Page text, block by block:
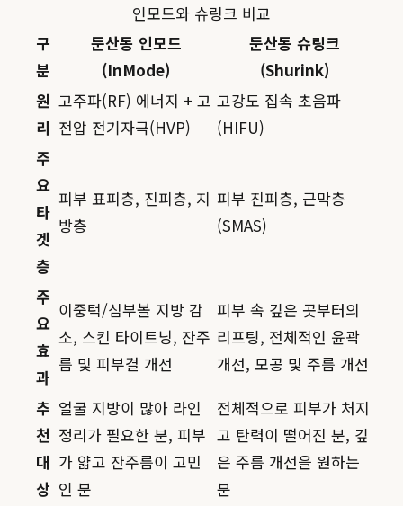
인모드와 슈링크 비교
구
분
둔산동 인모드
(InMode)
둔산동 슈링크
(Shurink)
원
리
고주파(RF) 에너지 + 고
전압 전기자극(HVP)
고강도 집속 초음파
(HIFU)
주
요
타
겟
층
피부 표피층, 진피층, 지
방층
피부 진피층, 근막층
(SMAS)
주
요
효
과
이중턱/심부볼 지방 감
소, 스킨 타이트닝, 잔주
름 및 피부결 개선
피부 속 깊은 곳부터의
리프팅, 전체적인 윤곽
개선, 모공 및 주름 개선
추
천
대
상
얼굴 지방이 많아 라인
정리가 필요한 분, 피부
가 얇고 잔주름이 고민
인 분
전체적으로 피부가 처지
고 탄력이 떨어진 분, 깊
은 주름 개선을 원하는
분